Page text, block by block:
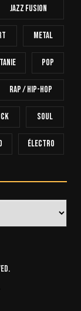
Jazz Fusion
Metal
Pop
Rap / Hip-Hop
Soul
Électro